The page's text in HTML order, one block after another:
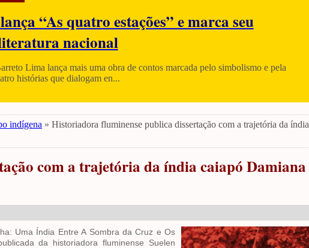
“As quatro estações” e marca seu
nacional
Lima lança mais uma obra de contos marcada pelo simbolismo e pela
histórias que dialogam en...
indígena » Historiadora fluminense publica dissertação com a trajetória da índia
com a trajetória da índia caiapó Damiana
Uma Índia Entre A Sombra da Cruz e Os
da historiadora fluminense Suelen